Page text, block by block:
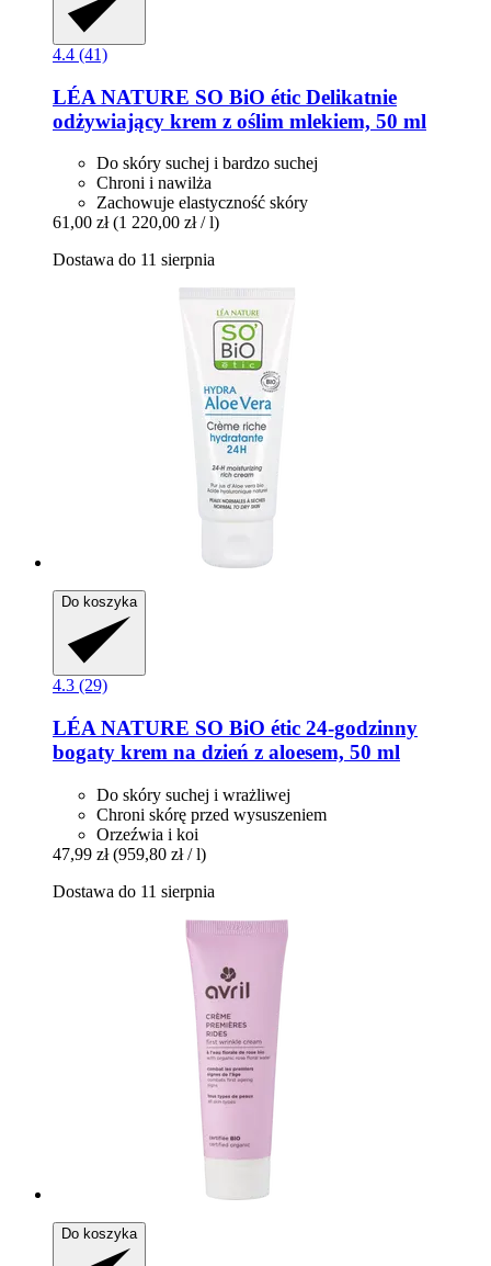
4.4 (41)
LÉA NATURE SO BiO étic Delikatnie
odżywiający krem z oślim mlekiem, 50 ml
Do skóry suchej i bardzo suchej
Chroni i nawilża
Zachowuje elastyczność skóry
61,00 zł (1 220,00 zł / l)
Dostawa do 11 sierpnia
Do koszyka
4.3 (29)
LÉA NATURE SO BiO étic 24-​godzinny
bogaty krem na dzień z aloesem, 50 ml
Do skóry suchej i wrażliwej
Chroni skórę przed wysuszeniem
Orzeźwia i koi
47,99 zł (959,80 zł / l)
Dostawa do 11 sierpnia
Do koszyka